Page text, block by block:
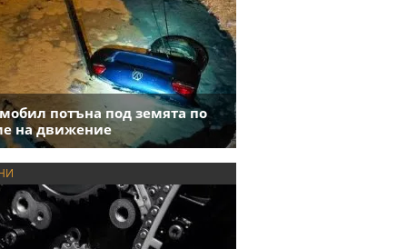
потъна под земята по
на движение